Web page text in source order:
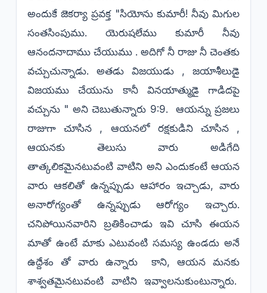
అందుకే జెకర్యా ప్రవక్త "సియోను కుమారీ! నీవు మిగుల
సంతసింపుము. యెరుషలేము కుమారీ నీవు
ఆనందనాదాము చేయుము . అదిగో నీ రాజు నీ చెంతకు
వచ్చుచున్నాడు. అతడు విజయుడు , జయాశీలుడై
విజయము చేయును కానీ వినయాత్ముడై గాడిదపై
వచ్చును " అని చెబుతున్నారు 9:9. ఆయన్ను ప్రజలు
రాజుగా చూసిన , ఆయనలో రక్షకుడిని చూసిన ,
ఆయనకు తెలుసు వారు అడిగేది
తాత్కలికమైనటువంటి వాటిని అని ఎందుకంటే ఆయన
వారు ఆకలితో ఉన్నప్పుడు ఆహారం ఇచ్చాడు, వారు
అనారోగ్యంతో ఉన్నప్పుడు ఆరోగ్యం ఇచ్చారు.
చనిపోయినవారిని బ్రతికించాడు ఇవి చూసి ఈయన
మాతో ఉంటే మాకు ఎటువంటి సమస్య ఉండదు అనే
ఉద్దేశం తో వారు ఉన్నారు కాని, ఆయన మనకు
శాశ్వతమైనటువంటి వాటిని ఇవ్వాలనుకుంటున్నారు.